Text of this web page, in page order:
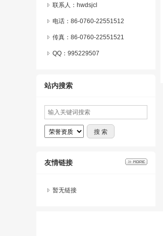
联系人：hwdsjcl
电话：86-0760-22551512
传真：86-0760-22551521
QQ： 995229507
站内搜索
友情链接
暂无链接